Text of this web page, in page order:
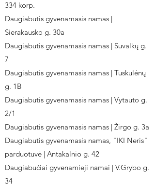
334 korp.
Daugiabutis gyvenamasis namas |
Sierakausko g. 30a
Daugiabutis gyvenamasis namas | Suvalkų g.
7
Daugiabutis gyvenamasis namas | Tuskulėnų
g. 1B
Daugiabutis gyvenamasis namas | Vytauto g.
2/1
Daugiabutis gyvenamasis namas | Žirgo g. 3a
Daugiabutis gyvenamasis namas, "IKI Neris"
parduotuvė | Antakalnio g. 42
Daugiabučiai gyvenamieji namai | V.Grybo g.
34